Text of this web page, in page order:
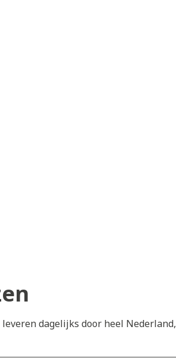
dagelijks door heel Nederland,